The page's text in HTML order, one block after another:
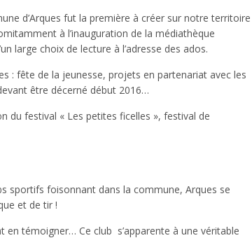
d’Arques fut la première à créer sur notre territoire
à l’inauguration de la médiathèque
large choix de lecture à l’adresse des ados.
: fête de la jeunesse, projets en partenariat avec les
être décerné début 2016…
du festival « Les petites ficelles », festival de
sportifs foisonnant dans la commune, Arques se
et de tir !
en témoigner… Ce club s’apparente à une véritable